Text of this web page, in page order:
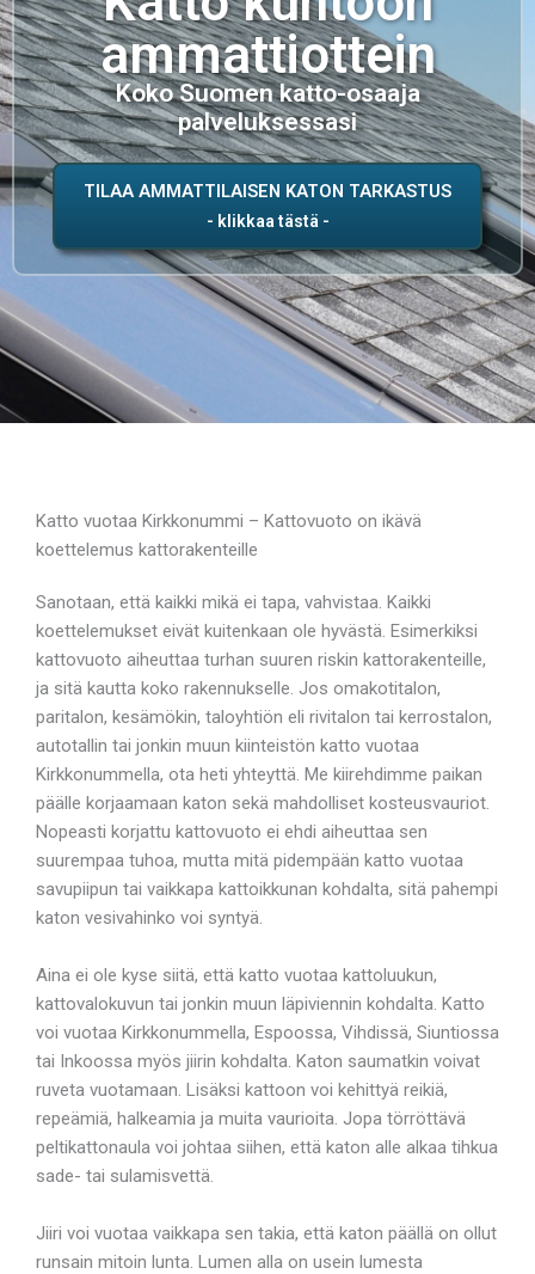
ammattiottein
Koko Suomen katto-osaaja
palveluksessasi
TILAA AMMATTILAISEN KATON TARKASTUS
Katto vuotaa Kirkkonummi – Kattovuoto on ikävä
koettelemus kattorakenteille
Sanotaan, että kaikki mikä ei tapa, vahvistaa. Kaikki
koettelemukset eivät kuitenkaan ole hyvästä. Esimerkiksi
kattovuoto aiheuttaa turhan suuren riskin kattorakenteille,
ja sitä kautta koko rakennukselle. Jos omakotitalon,
paritalon, kesämökin, taloyhtiön eli rivitalon tai kerrostalon,
autotallin tai jonkin muun kiinteistön katto vuotaa
Kirkkonummella, ota heti yhteyttä. Me kiirehdimme paikan
päälle korjaamaan katon sekä mahdolliset kosteusvauriot.
Nopeasti korjattu kattovuoto ei ehdi aiheuttaa sen
suurempaa tuhoa, mutta mitä pidempään katto vuotaa
savupiipun tai vaikkapa kattoikkunan kohdalta, sitä pahempi
katon vesivahinko voi syntyä.
Aina ei ole kyse siitä, että katto vuotaa kattoluukun,
kattovalokuvun tai jonkin muun läpiviennin kohdalta. Katto
voi vuotaa Kirkkonummella, Espoossa, Vihdissä, Siuntiossa
tai Inkoossa myös jiirin kohdalta. Katon saumatkin voivat
ruveta vuotamaan. Lisäksi kattoon voi kehittyä reikiä,
repeämiä, halkeamia ja muita vaurioita. Jopa törröttävä
peltikattonaula voi johtaa siihen, että katon alle alkaa tihkua
sade- tai sulamisvettä.
Jiiri voi vuotaa vaikkapa sen takia, että katon päällä on ollut
runsain mitoin lunta. Lumen alla on usein lumesta